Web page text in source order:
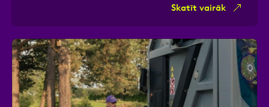
Skatīt vairāk